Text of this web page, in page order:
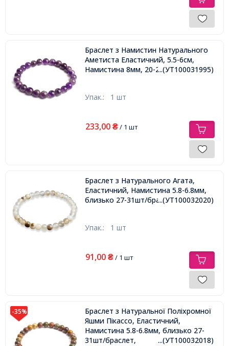
Браслет з Намистин Натурального
Аметиста Еластичний, 5.5-6см,
Намистина 8мм, 20-23шт/браслет,
...(УТ100031995)
Упак.: 1 шт
233,00 ₴/ 1 шт
Браслет з Натурального Агата,
Еластичний, Намистина 5.8-6.8мм,
близько 27-31шт/браслет,...(УТ100032020)
Упак.: 1 шт
91,00 ₴/ 1 шт
-35%
Браслет з Натуральної Поліхромної
Яшми Пікассо, Еластичний,
Намистина 5.8-6.8мм, близько 27-
31шт/браслет,
...(УТ100032018)